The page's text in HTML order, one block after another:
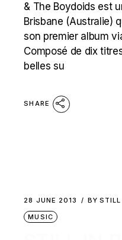
& The Boydoids est
Brisbane (Australie)
son premier album
Composé de dix
belles su
SHARE
28 JUNE 2013 BY STILL
MUSIC